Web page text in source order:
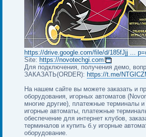
https://drive.google.com/file/d/185fJjj ...
Site: https://novotechgi.com
Для подключения, получения демо,
ЗАКАЗАТЬ(ORDER): https://t.me/
На нашем сайте вы можете заказать и
оборудования, игорных автоматов
многие другие), платежные терминалы
игорные автоматы, платежные
обеспечение для интернет клубов,
терминалов и купить б.у игорные
оборудование.